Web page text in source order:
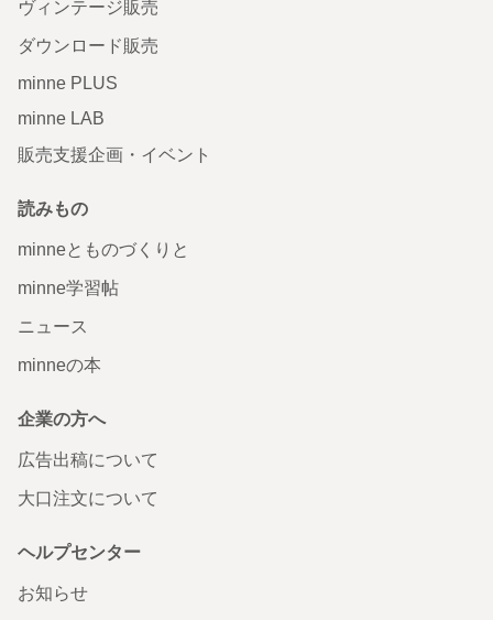
ヴィンテージ販売
ダウンロード販売
minne PLUS
minne LAB
販売支援企画・イベント
読みもの
minneとものづくりと
minne学習帖
ニュース
minneの本
企業の方へ
広告出稿について
大口注文について
ヘルプセンター
お知らせ